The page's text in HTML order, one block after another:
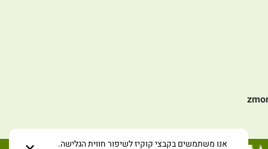
אנו משתמשים בקבצי קוקיז לשיפור חווית הגלישה.